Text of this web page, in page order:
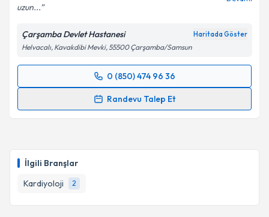
İlgili Branşlar
Kardiyoloji
2
uzun...
Çarşamba Devlet Hastanesi Haritada Göster
Helvacalı, Kavakdibi Mevki, 55500 Çarşamba/Samsun
0 (850) 474 96 36
Randevu Talep Et
Randevu Takvimi Talebi
E-posta Adresiniz